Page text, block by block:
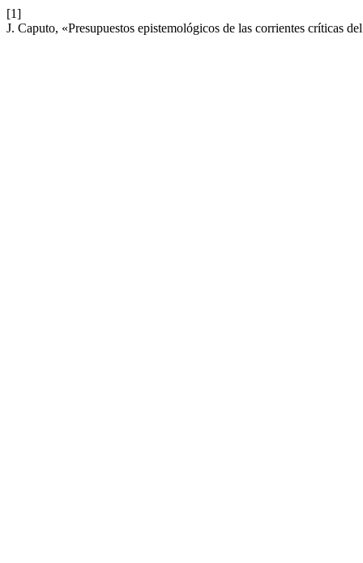
[1]
J. Caputo, «Presupuestos epistemológicos de las corrientes críticas